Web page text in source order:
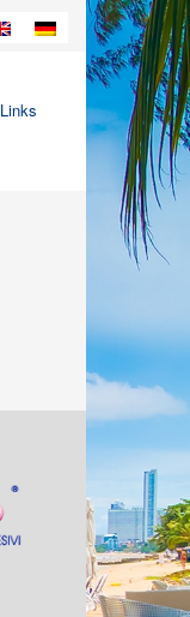
Links